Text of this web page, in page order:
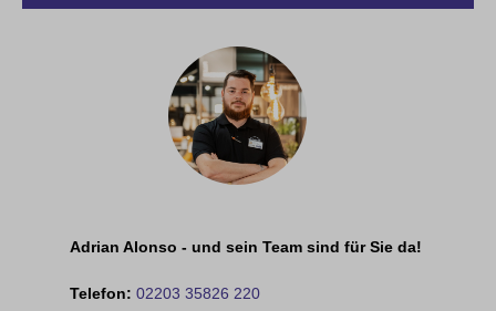
Adrian Alonso - und sein Team sind für Sie da!
Telefon: 02203 35826 220